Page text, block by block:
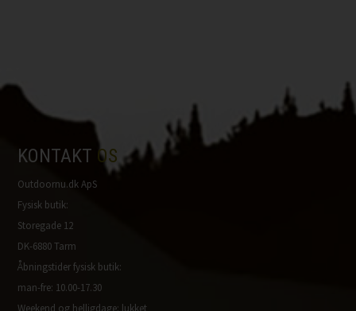
KONTAKT OS
Outdoornu.dk ApS
Fysisk butik:
Storegade 12
DK-6880 Tarm
Åbningstider fysisk butik:
man-fre: 10.00-17.30
Weekend og helligdage: lukket